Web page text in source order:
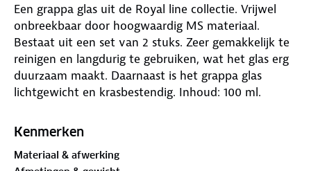
Een grappa glas uit de Royal line collectie. Vrijwel
onbreekbaar door hoogwaardig MS materiaal.
Bestaat uit een set van 2 stuks. Zeer gemakkelijk te
reinigen en langdurig te gebruiken, wat het glas erg
duurzaam maakt. Daarnaast is het grappa glas
lichtgewicht en krasbestendig. Inhoud: 100 ml.
Kenmerken
Materiaal & afwerking